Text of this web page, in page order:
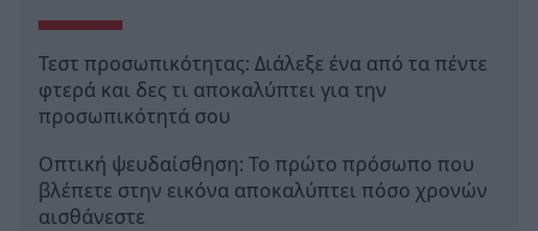
Τεστ προσωπικότητας: Διάλεξε ένα από τα πέντε
φτερά και δες τι αποκαλύπτει για την
προσωπικότητά σου
Oπτική ψευδαίσθηση: Το πρώτο πρόσωπο που
βλέπετε στην εικόνα αποκαλύπτει πόσο χρονών
αισθάνεστε